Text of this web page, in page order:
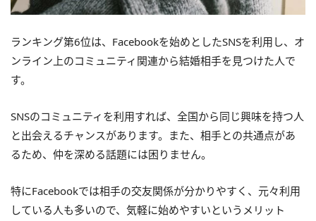
ランキング第6位は、Facebookを始めとしたSNSを利用し、オ
ンライン上のコミュニティ関連から結婚相手を見つけた人で
す。
SNSのコミュニティを利用すれば、全国から同じ興味を持つ人
と出会えるチャンスがあります。また、相手との共通点があ
るため、仲を深める話題には困りません。
特にFacebookでは相手の交友関係が分かりやすく、元々利用
している人も多いので、気軽に始めやすいというメリット